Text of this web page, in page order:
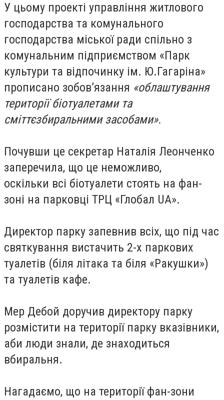
У цьому проекті управління житлового
господарства та комунального
господарства міської ради спільно з
комунальним підприємством «Парк
культури та відпочинку ім. Ю.Гагаріна»
прописано зобов’язання «облаштування
території біотуалетами та
сміттєзбиральними засобами».
Почувши це секретар Наталія Леонченко
заперечила, що це неможливо,
оскільки всі біотуалети стоять на фан-
зоні на парковці ТРЦ «Глобал UA».
Директор парку запевнив всіх, що під час
святкування вистачить 2-х паркових
туалетів (біля літака та біля «Ракушки»)
та туалетів кафе.
Мер Дебой доручив директору парку
розмістити на території парку вказівники,
аби люди знали, де знаходиться
вбиральня.
Нагадаємо, що на території фан-зони